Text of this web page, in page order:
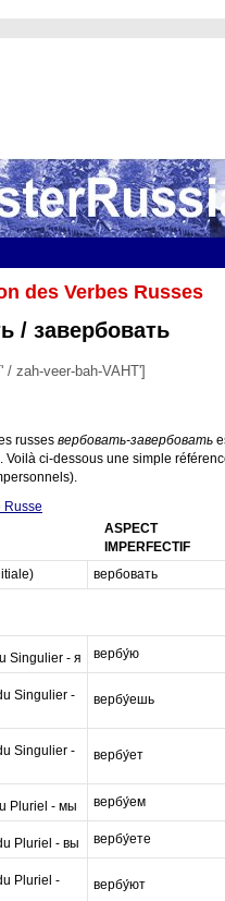
des Verbes Russes
/ завербовать
/ zah-veer-bah-VAHT']
russes вербовать-завербовать
Voilà ci-dessous une simple
Russe
ASPECT
IMPERFECTIF
вербовать
Singulier - я вербу́ю
Singulier -
вербу́ешь
Singulier -
вербу́ет
Pluriel - мы вербу́ем
Pluriel - вы вербу́ете
Pluriel -
вербу́ют